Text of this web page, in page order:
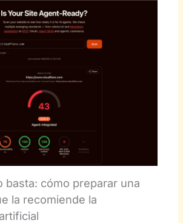
basta: cómo preparar una
la recomiende la